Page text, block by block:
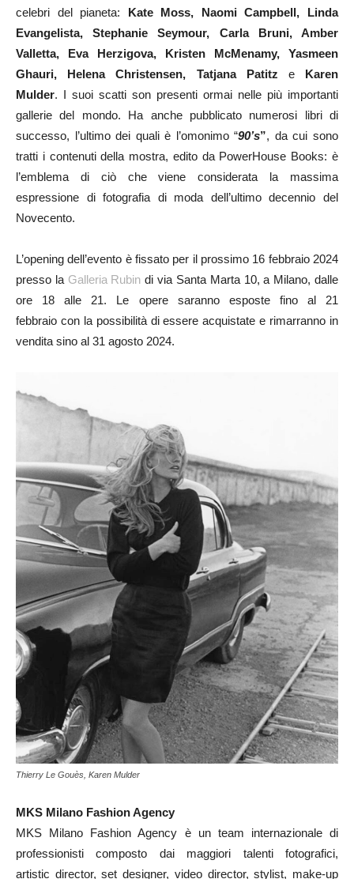
celebri del pianeta: Kate Moss, Naomi Campbell, Linda
Evangelista, Stephanie Seymour, Carla Bruni, Amber
Valletta, Eva Herzigova, Kristen McMenamy, Yasmeen
Ghauri, Helena Christensen, Tatjana Patitz e Karen
Mulder. I suoi scatti son presenti ormai nelle più importanti
gallerie del mondo. Ha anche pubblicato numerosi libri di
successo, l’ultimo dei quali è l’omonimo “90’s”, da cui sono
tratti i contenuti della mostra, edito da PowerHouse Books: è
l’emblema di ciò che viene considerata la massima
espressione di fotografia di moda dell’ultimo decennio del
Novecento.
L’opening dell’evento è fissato per il prossimo 16 febbraio 2024
presso la Galleria Rubin di via Santa Marta 10, a Milano, dalle
ore 18 alle 21. Le opere saranno esposte fino al 21
febbraio con la possibilità di essere acquistate e rimarranno in
vendita sino al 31 agosto 2024.
Thierry Le Gouès, Karen Mulder
MKS Milano Fashion Agency
MKS Milano Fashion Agency è un team internazionale di
professionisti composto dai maggiori talenti fotografici,
artistic director, set designer, video director, stylist, make-up